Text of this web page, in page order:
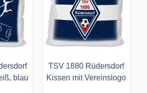
blau
TSV 1880 Rüdersdorf
Kissen mit Vereinslogo